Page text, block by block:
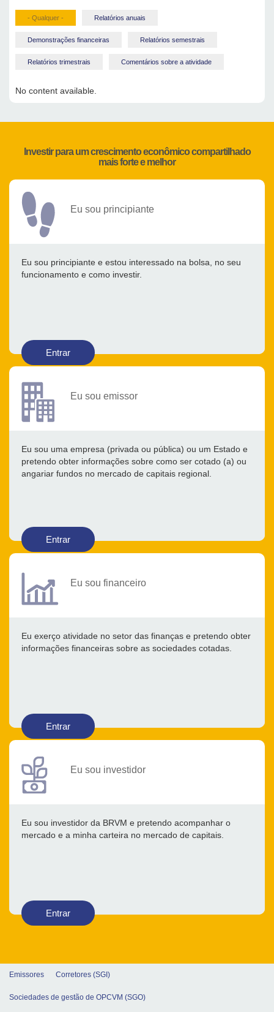
- Qualquer - Relatórios anuais
Demonstrações financeiras Relatórios semestrais
Relatórios trimestrais Comentários sobre a atividade
No content available.
Investir para um crescimento econômico compartilhado
mais forte e melhor
Eu sou principiante
Eu sou principiante e estou interessado na bolsa, no seu
funcionamento e como investir.
Entrar
Eu sou emissor
Eu sou uma empresa (privada ou pública) ou um Estado e
pretendo obter informações sobre como ser cotado (a) ou
angariar fundos no mercado de capitais regional.
Entrar
Eu sou financeiro
Eu exerço atividade no setor das finanças e pretendo obter
informações financeiras sobre as sociedades cotadas.
Entrar
Eu sou investidor
Eu sou investidor da BRVM e pretendo acompanhar o
mercado e a minha carteira no mercado de capitais.
Entrar
Emissores Corretores (SGI)
Sociedades de gestão de OPCVM (SGO)